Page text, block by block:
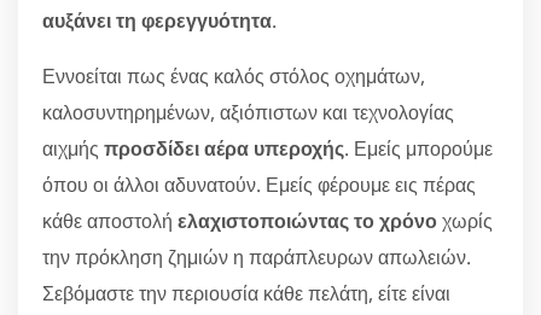
αυξάνει τη φερεγγυότητα.
Εννοείται πως ένας καλός στόλος οχημάτων,
καλοσυντηρημένων, αξιόπιστων και τεχνολογίας
αιχμής προσδίδει αέρα υπεροχής. Εμείς μπορούμε
όπου οι άλλοι αδυνατούν. Εμείς φέρουμε εις πέρας
κάθε αποστολή ελαχιστοποιώντας το χρόνοχωρίς
την πρόκληση ζημιών η παράπλευρων απωλειών.
Σεβόμαστε την περιουσία κάθε πελάτη, είτε είναι